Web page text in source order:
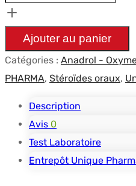
100x25mg
-
UNIQUE-
PHARMA
Ajouter au panier
Catégories : Anadrol -
PHARMA, Stéroïdes oraux,
Description
Avis 0
Test Laboratoire
Entrepôt Unique